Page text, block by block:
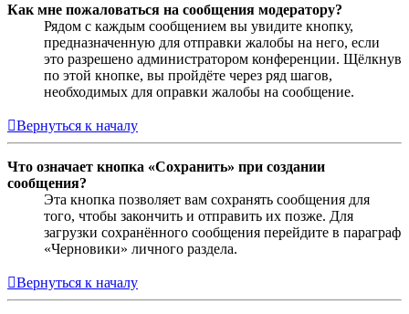
Как мне пожаловаться на сообщения модератору?
Рядом с каждым сообщением вы увидите кнопку,
предназначенную для отправки жалобы на него, если
это разрешено администратором конференции. Щёлкнув
по этой кнопке, вы пройдёте через ряд шагов,
необходимых для оправки жалобы на сообщение.
Вернуться к началу
Что означает кнопка «Сохранить» при создании
сообщения?
Эта кнопка позволяет вам сохранять сообщения для
того, чтобы закончить и отправить их позже. Для
загрузки сохранённого сообщения перейдите в параграф
«Черновики» личного раздела.
Вернуться к началу